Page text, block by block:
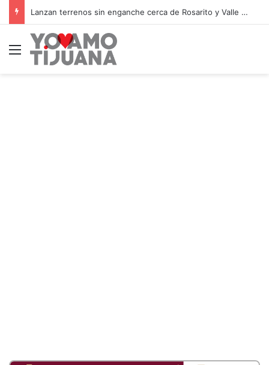
Lanzan terrenos sin enganche cerca de Rosarito y Valle de Guadalupe
Menú